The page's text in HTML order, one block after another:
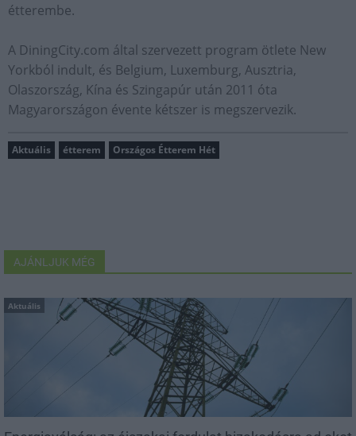
étterembe.
A DiningCity.com által szervezett program ötlete New
Yorkból indult, és Belgium, Luxemburg, Ausztria,
Olaszország, Kína és Szingapúr után 2011 óta
Magyarországon évente kétszer is megszervezik.
Aktuális étterem Országos Étterem Hét
AJÁNLJUK MÉG
Aktuális